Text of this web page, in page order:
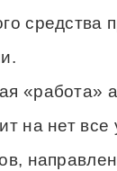
средства
«работа»
на нет все